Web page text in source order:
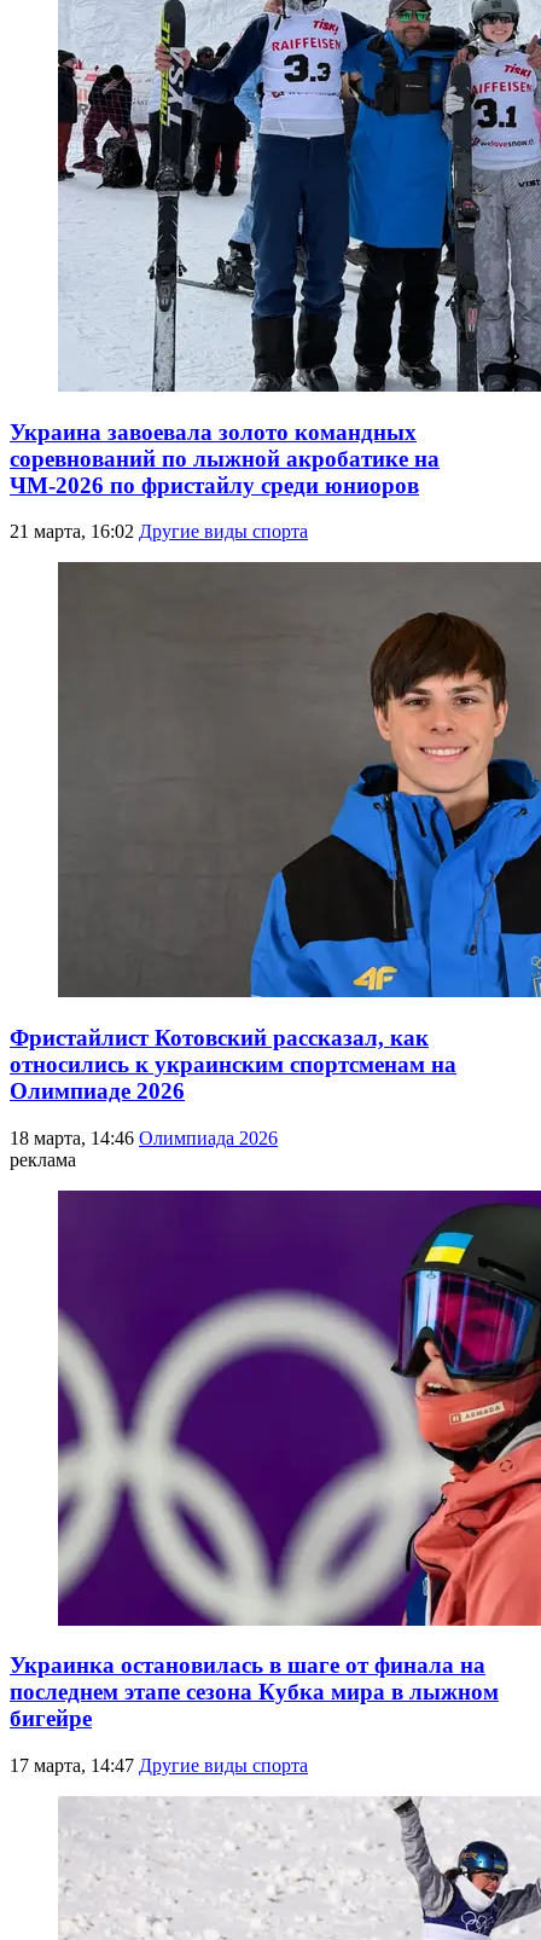
Украина завоевала золото командных
соревнований по лыжной акробатике на
ЧМ-2026 по фристайлу среди юниоров
21 марта, 16:02 Другие виды спорта
Фристайлист Котовский рассказал, как
относились к украинским спортсменам на
Олимпиаде 2026
18 марта, 14:46 Олимпиада 2026
реклама
Украинка остановилась в шаге от финала на
последнем этапе сезона Кубка мира в лыжном
бигейре
17 марта, 14:47 Другие виды спорта